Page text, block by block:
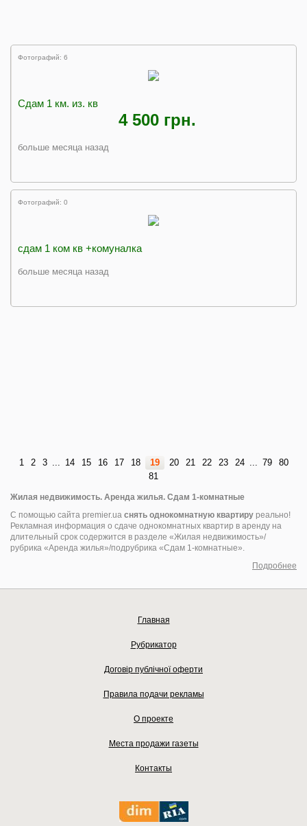
Фотографий: 6
Сдам 1 км. из. кв
4 500 грн.
больше месяца назад
Фотографий: 0
сдам 1 ком кв +комуналка
больше месяца назад
1 2 3 ... 14 15 16 17 18 19 20 21 22 23 24 ... 79
80
81
Жилая недвижимость. Аренда жилья. Сдам 1-комнатные
С помощью сайта premier.ua снять однокомнатную квартиру реально!
Рекламная информация о сдаче однокомнатных квартир в аренду на
длительный срок содержится в разделе «Жилая недвижимость»/
рубрика «Аренда жилья»/подрубрика «Сдам 1-комнатные».
Подробнее
Главная
Рубрикатор
Договір публічної оферти
Правила подачи рекламы
О проекте
Места продажи газеты
Контакты